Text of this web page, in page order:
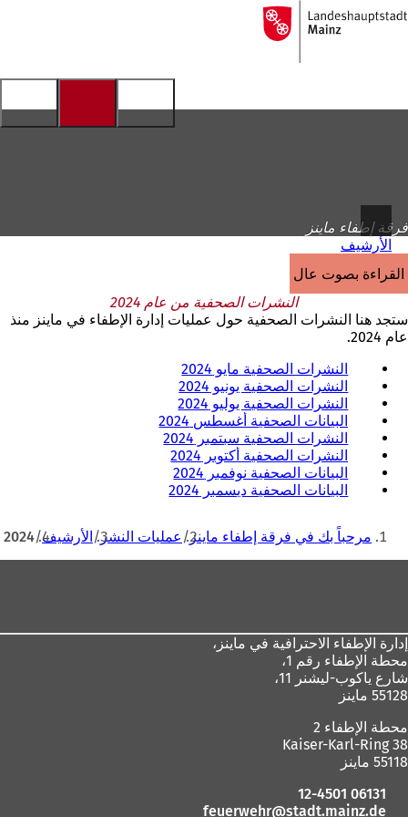
الانتقال إلى المحتوى
إلى
الصفحة
فرقة إطفاء ماينز
الأرشيف
القراءة بصوت عالٍ
النشرات الصحفية من عام 2024
ستجد هنا النشرات الصحفية حول عمليات إدارة الإطفاء في ماينز منذ
عام 2024.
النشرات الصحفية مايو 2024
النشرات الصحفية يونيو 2024
النشرات الصحفية يوليو 2024
البيانات الصحفية أغسطس 2024
النشرات الصحفية سبتمبر 2024
النشرات الصحفية أكتوبر 2024
البيانات الصحفية نوفمبر 2024
البيانات الصحفية ديسمبر 2024
أنت مرحباً بك في فرقة إطفاء ماينز عمليات النشر الأرشيف 2024
إدارة الإطفاء الاحترافية في ماينز،
محطة الإطفاء رقم 1،
شارع ياكوب-ليشنر 11،
55128 ماينز
محطة الإطفاء 2
Kaiser-Karl-Ring 38
55118 ماينز
06131 12-4501
feuerwehr
stadt.mainz de